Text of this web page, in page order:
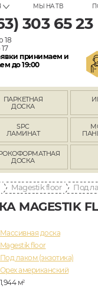
МЫ НА ТВ
303 65 23
18
принимаем и
до 19:00
ПАРКЕТНАЯ
ДОСКА
SPC
ЛАМИНАТ
ДОСКА
Magestik floor Под
MAGESTIK
Массивная доска
Magestik floor
Под лаком (экзотика)
Орех американский
1,944 м2